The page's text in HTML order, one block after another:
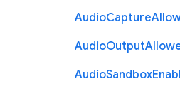
AudioCapture
AudioOutput
AudioSandbox